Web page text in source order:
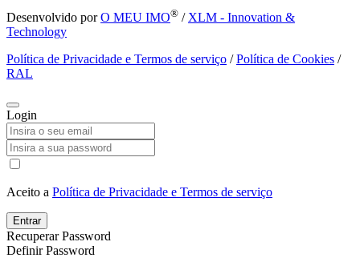
Desenvolvido porO MEU IMO® / XLM - Innovation &
Technology
Política de Privacidade e Termos de serviço /Política de Cookies /
RAL
Login
Aceito a Política de Privacidade e Termos de serviço
Entrar
Recuperar Password
Definir Password